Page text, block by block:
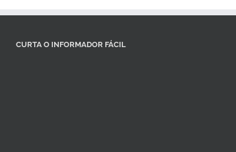
CURTA O INFORMADOR FÁCIL